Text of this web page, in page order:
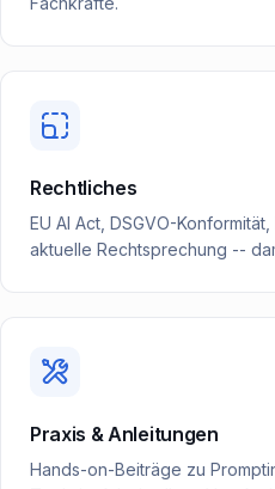
Rechtliches
EU AI Act, DSGVO-
aktuelle Rechtsprechung --
Praxis & Anleitungen
Hands-on-Beiträge zu